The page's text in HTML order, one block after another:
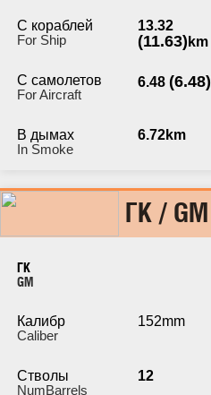
С кораблей
For Ship
13.32
(11.63) km
С самолетов
For Aircraft
6.48 (6.48)
В дымах
In Smoke
6.72km
ГК / GM
ГК
GM
Калибр
Caliber
152mm
Стволы
NumBarrels
12